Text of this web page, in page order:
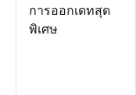
การออกเดทสุด
พิเศษ